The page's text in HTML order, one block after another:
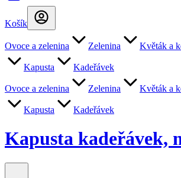
Košík
Ovoce a zelenina Zelenina Květák a
Kapusta Kadeřávek
Ovoce a zelenina Zelenina Květák a
Kapusta Kadeřávek
Kapusta kadeřávek,